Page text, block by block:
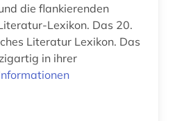
die flankierenden
Lexikon. Das 20.
Literatur Lexikon. Das
in ihrer